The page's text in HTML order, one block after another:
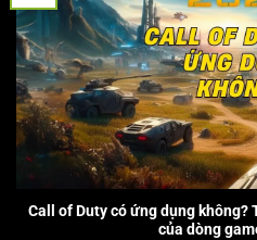
Call of Duty có ứng dụng
của dòng